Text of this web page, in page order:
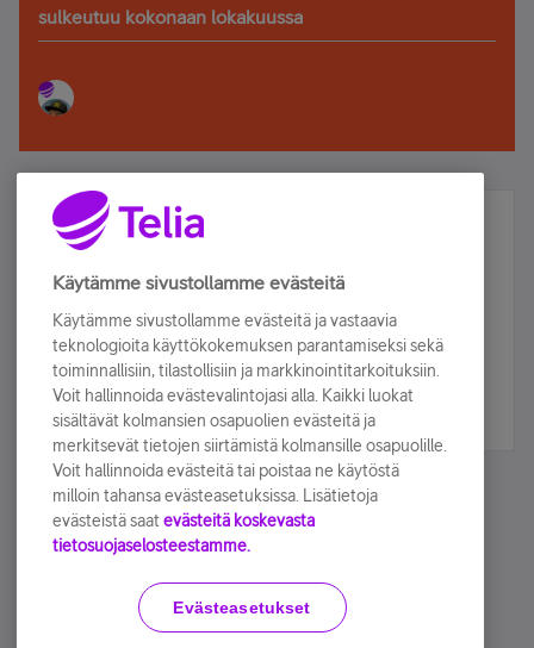
sulkeutuu kokonaan lokakuussa
Älä jää paitsi – osallistu ja voita!
Tilaa Telian uutiskirje ja olet mukana arvonnassa.
sähköpostiisi.
Tilaa nyt
Käyttöehdot Accessibility statement
Käytämme sivustollamme evästeitä
Käytämme sivustollamme evästeitä ja vastaavia
teknologioita käyttökokemuksen parantamiseksi sekä
toiminnallisiin, tilastollisiin ja markkinointitarkoituksiin.
Voit hallinnoida evästevalintojasi alla. Kaikki luokat
sisältävät kolmansien osapuolien evästeitä ja
merkitsevät tietojen siirtämistä kolmansille osapuolille.
Voit hallinnoida evästeitä tai poistaa ne käytöstä
milloin tahansa evästeasetuksissa. Lisätietoja
evästeistä saat evästeitä koskevasta
tietosuojaselosteestamme.
Evästeasetukset